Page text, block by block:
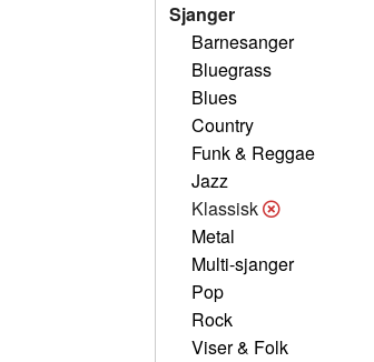
Sjanger
Barnesanger
Bluegrass
Blues
Country
Funk & Reggae
Jazz
Klassisk
Metal
Multi-sjanger
Pop
Rock
Viser & Folk